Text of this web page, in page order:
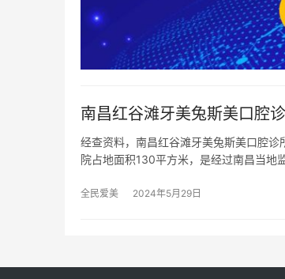
南昌红谷滩牙美兔斯美口腔
经查资料，南昌红谷滩牙美兔斯美口腔
院占地面积130平方米，是经过南昌当地
全民爱美 2024年5月29日